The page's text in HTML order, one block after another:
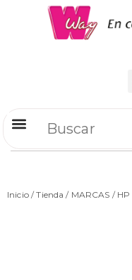
Inicio/Tienda / MARCAS / HP